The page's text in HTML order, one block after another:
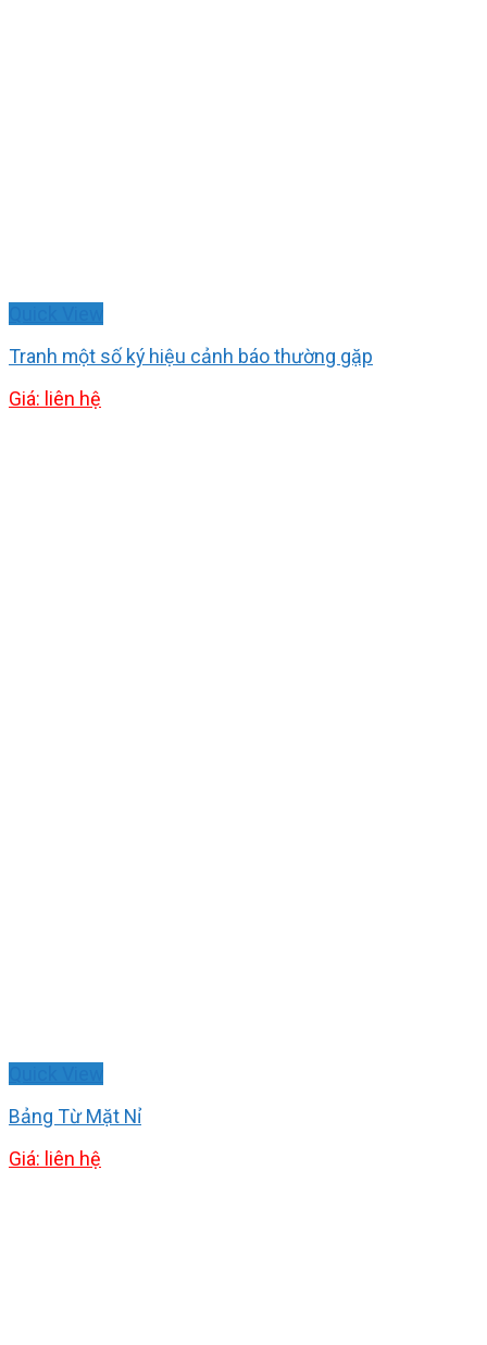
Tranh một số ký hiệu cảnh báo thường gặp
Giá: liên hệ
Bảng Từ Mặt Nỉ
Giá: liên hệ